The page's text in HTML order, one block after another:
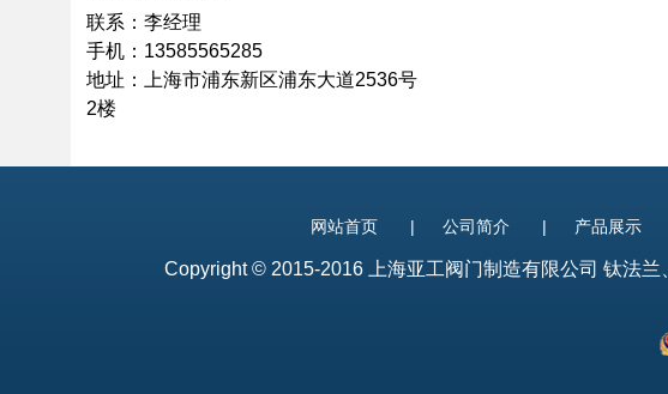
联系：李经理
手机：13585565285
地址：上海市浦东新区浦东大道2536号
2楼
网站首页 | 公司简介 | 产品展示
Copyright © 2015-2016 上海亚工阀门制造有限公司 钛法兰